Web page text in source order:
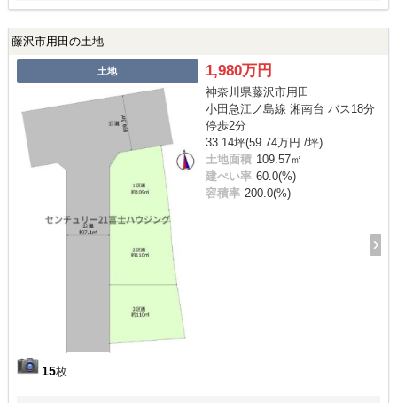
藤沢市用田の土地
土地
15枚
1,980万円
神奈川県藤沢市用田
小田急江ノ島線 湘南台 バス18分
停歩2分
33.14坪(59.74万円 /坪)
土地面積 109.57㎡
建ぺい率 60.0(%)
容積率 200.0(%)